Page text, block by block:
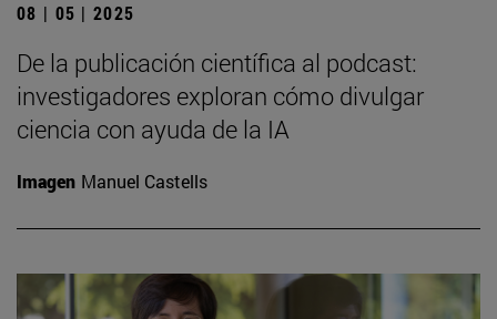
08 | 05 | 2025
De la publicación científica al podcast:
investigadores exploran cómo divulgar
ciencia con ayuda de la IA
Imagen Manuel Castells